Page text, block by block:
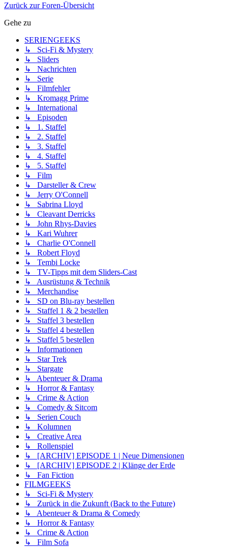
Zurück zur Foren-Übersicht
Gehe zu
SERIENGEEKS
↳ Sci-Fi & Mystery
↳ Sliders
↳ Nachrichten
↳ Serie
↳ Filmfehler
↳ Kromagg Prime
↳ International
↳ Episoden
↳ 1. Staffel
↳ 2. Staffel
↳ 3. Staffel
↳ 4. Staffel
↳ 5. Staffel
↳ Film
↳ Darsteller & Crew
↳ Jerry O'Connell
↳ Sabrina Lloyd
↳ Cleavant Derricks
↳ John Rhys-Davies
↳ Kari Wuhrer
↳ Charlie O'Connell
↳ Robert Floyd
↳ Tembi Locke
↳ TV-Tipps mit dem Sliders-Cast
↳ Ausrüstung & Technik
↳ Merchandise
↳ SD on Blu-ray bestellen
↳ Staffel 1 & 2 bestellen
↳ Staffel 3 bestellen
↳ Staffel 4 bestellen
↳ Staffel 5 bestellen
↳ Informationen
↳ Star Trek
↳ Stargate
↳ Abenteuer & Drama
↳ Horror & Fantasy
↳ Crime & Action
↳ Comedy & Sitcom
↳ Serien Couch
↳ Kolumnen
↳ Creative Area
↳ Rollenspiel
↳ [ARCHIV] EPISODE 1 | Neue Dimensionen
↳ [ARCHIV] EPISODE 2 | Klänge der Erde
↳ Fan Fiction
FILMGEEKS
↳ Sci-Fi & Mystery
↳ Zurück in die Zukunft (Back to the Future)
↳ Abenteuer & Drama & Comedy
↳ Horror & Fantasy
↳ Crime & Action
↳ Film Sofa